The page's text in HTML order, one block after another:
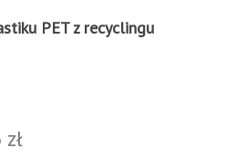
PET z recyclingu